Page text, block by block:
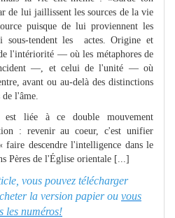
de lui jaillissent les sources de la vie
puisque de lui proviennent les
sous-tendent les actes. Origine et
l'intériorité — où les métaphores de
—, et celui de l'unité — où
avant ou au-delà des distinctions
l'âme.
est liée à ce double mouvement
: revenir au coeur, c'est unifier
descendre l'intelligence dans le
Pères de l'Église orientale [...]
vous pouvez télécharger
la version papier ou vous
les numéros!